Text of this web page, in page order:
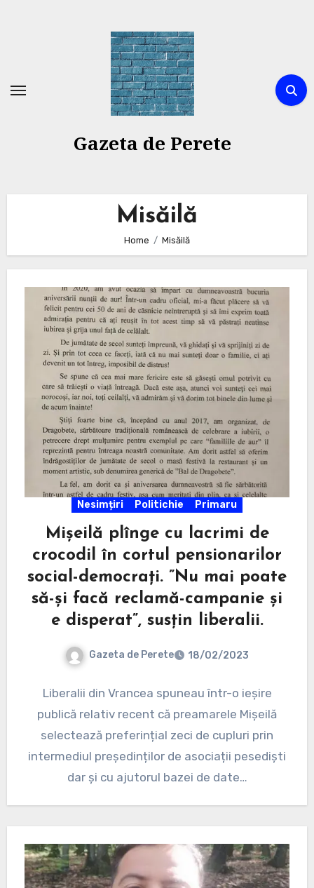
Gazeta de Perete
Misăilă
Home Misăilă
Nesimțiri Politichie Primaru
Mișeilă plînge cu lacrimi de
crocodil în cortul pensionarilor
social-democrați. ”Nu mai poate
să-și facă reclamă-campanie și
e disperat”, susțin liberalii.
Gazeta de Perete 18/02/2023
Liberalii din Vrancea spuneau într-o ieșire
publică relativ recent că preamarele Mișeilă
selectează preferințial zeci de cupluri prin
intermediul președinților de asociații pesediști
dar și cu ajutorul bazei de date…